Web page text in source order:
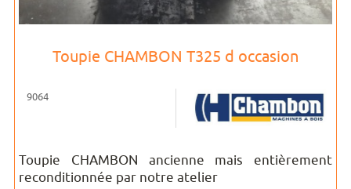
Toupie CHAMBON T325 d occasion
9064
Toupie CHAMBON ancienne mais entièrement
reconditionnée par notre atelier